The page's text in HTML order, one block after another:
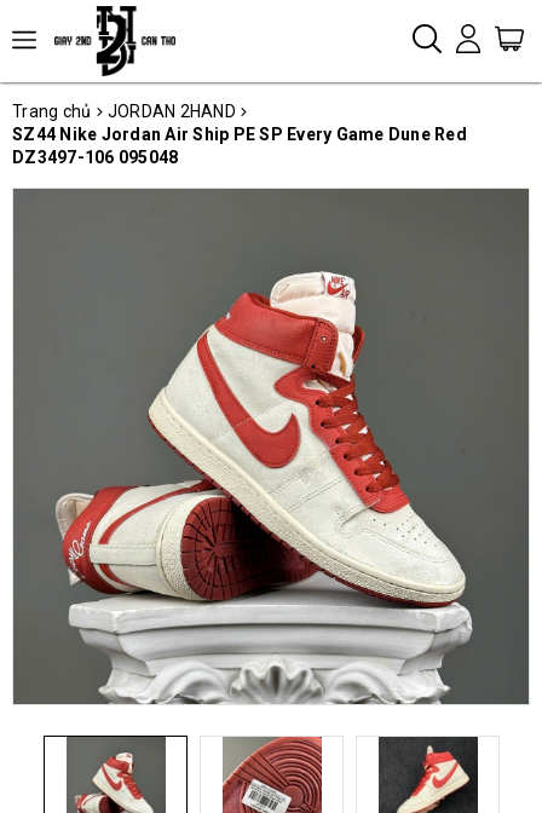
Trang chủ
JORDAN 2HAND
SZ44 Nike Jordan Air Ship PE SP Every Game Dune Red
DZ3497-106 095048